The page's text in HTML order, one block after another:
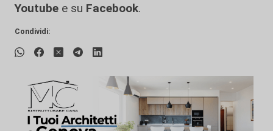
Youtube e su Facebook.
Condividi: